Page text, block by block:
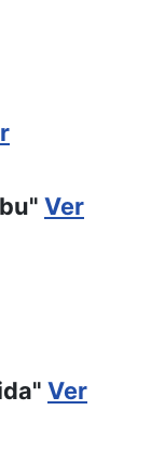
Ver
Ver